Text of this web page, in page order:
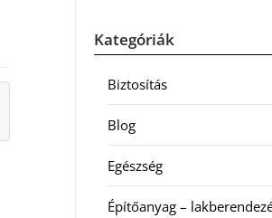
Kategóriák
Biztosítás
Blog
Egészség
Építőanyag –